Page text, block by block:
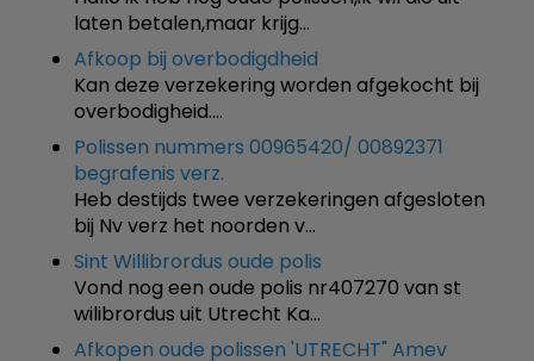
laten betalen,maar krijg…
Afkoop bij overbodigdheid
Kan deze verzekering worden afgekocht bij
overbodigheid.…
Polissen nummers 00965420/ 00892371
begrafenis verz.
Heb destijds twee verzekeringen afgesloten
bij Nv verz het noorden v…
Sint Willibrordus oude polis
Vond nog een oude polis nr407270 van st
wilibrordus uit Utrecht Ka…
Afkopen oude polissen 'UTRECHT" Amev